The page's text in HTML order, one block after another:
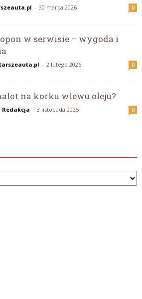
- 30 marca 2026 0
w serwisie – wygoda i
- 2 lutego 2026 0
na korku wlewu oleju?
Redakcja - 3 listopada 2025 0